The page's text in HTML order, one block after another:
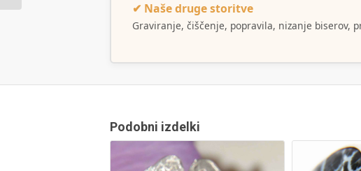
✔ Naše druge storitve
Graviranje, čiščenje, popravila, nizanje biserov,
Podobni izdelki